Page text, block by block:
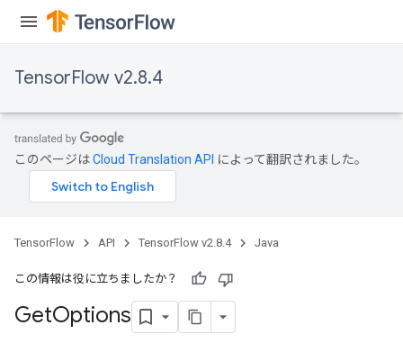
TensorFlow v2.8.4
このページはCloud Translation API によって翻訳されました。
TensorFlow API TensorFlow v2.8.4 Java
この情報は役に立ちましたか？
GetOptions